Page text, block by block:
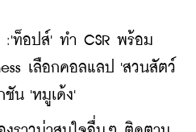
:'ท็อปส์' ทำ CSR พร้อม
เลือกคอลแลป 'สวนสัตว์
ชัน 'หมูเด้ง'